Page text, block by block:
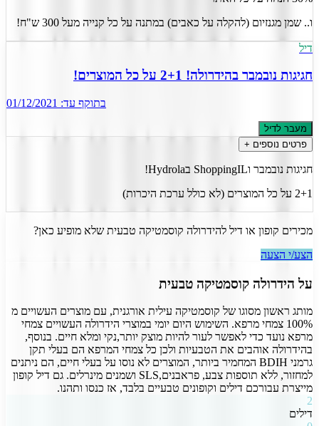
ו.. שמן מגנזיום (להקלה על כאבים) במתנה על כל קנייה מעל 300 ש"ח!
דיל
חגיגות נובמבר בהידרולה! 2+1 על כל המוצרים!
בתוקף עד: 01/12/2021
מעבר לדיל
פרטים נוספים +
חגיגות נובמבר וShoppingIL בHydrola!
2+1 על כל המוצרים (לא כולל ערכת היכרות)
מכירים קופון או דיל להידרולה קוסמטיקה טבעית שלא מופיע כאן?
הצע/י הצעה
על הידרולה קוסמטיקה טבעית
מותג ראשון מסוגו של קוסמטיקה עילית אורגנית, עם מוצרים העשויים מ
100% צמחי מרפא. השימוש היום יומי במוצרי הידרולה העשויים צמחי
מרפא נועד כדי לאפשר לעור להיות מוצק יותר,נקי ומלא חיים. בנוסף,
בהידרולה אוהבים את הטבעיות ולכן כל צמחי המרפא הם בעלי תקן
גרמני BDIH המחמיר ביותר, המוצרים לא נוסו על בעלי חיים, הם ניתנים
למחזור, ללא תוספות צבע, פראבנים,SLS ושמנים מינרלים. גם דיל קופון
מייצרת עבורכם דילים וקופונים טבעיים בלבד, אז כנסו ותהנו.
2
דילים